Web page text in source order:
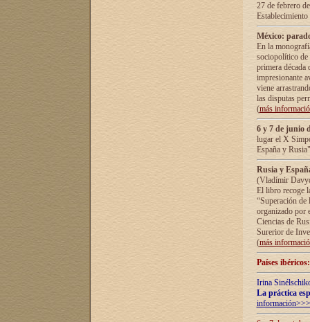
27 de febrero
México:
En la
sociopolítico de
primera década
impresionante
viene
las disputas
(más
6 y 7 de junio
lugar el X
España y
Rusia y
(Vladímir
El libro recoge
“Superación
organizado por
Ciencias de
Surerior de
(más
Países
Irina
La práctica
información>>>